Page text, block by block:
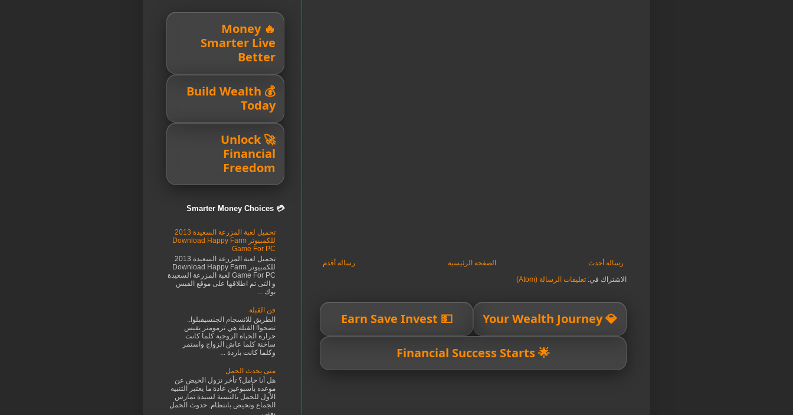
رسالة أحدث رسالة أقدم
الصفحة الرئيسية
الاشتراك في: تعليقات الرسالة (Atom)
💎 Your Wealth Journey
💵 Earn Save Invest
🌟 Financial Success Starts
🔥 Money
Smarter Live
Better
💰 Build Wealth
Today
🚀 Unlock
Financial
Freedom
💳 Smarter Money Choices
تحميل لعبة المزرعة السعيدة 2013
للكمبيوتر Download Happy Farm
Game For PC
تحميل لعبة المزرعة السعيدة 2013
للكمبيوتر Download Happy Farm
Game For PC لعبة المزرعة السعيدة
و التى تم اطلاقها على موقع الفيس
بوك ...
فن القبلة
الطريق للانسجام الجنسيقبلوا..
تصحوا! القبلة هي ترمومتر يقيس
حرارة الحياة الزوجية كلما كانت
ساخنة كلما عاش الزواج واستمر
وكلما كانت باردة ...
متى يحدث الحمل
هل أنا حامل؟ تأخر نزول الحيض عن
موعده بأسبوعين عادة ما يعتبر التنبيه
الأول للحمل بالنسبة لسيدة تمارس
الجماع وتحيض بانتظام. حدوث الحمل
يعني ...